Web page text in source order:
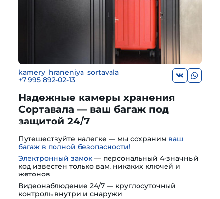
kamery_hraneniya_sortavala
+7 995 892-02-13
Надежные камеры хранения
Сортавала — ваш багаж под
защитой 24/7
Путешествуйте налегке — мы сохраним ваш
багаж в полной безопасности!
Электронный замок — персональный 4-значный
код известен только вам, никаких ключей и
жетонов
Видеонаблюдение 24/7 — круглосуточный
контроль внутри и снаружи